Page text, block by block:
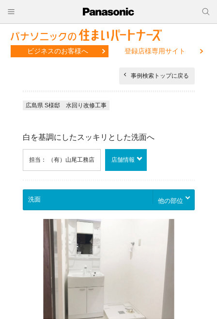
ビジネスのお客様へ 登録店様専用サイト
事例検索トップに戻る
広島県 S様邸 水回り改修工事
白を基調にしたスッキリとした洗面へ
担当： （有）山尾工務店 店舗情報
他の部位